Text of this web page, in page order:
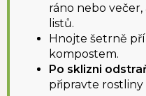
ráno nebo
listů.
Hnojte šetrně
kompostem.
Po sklizni
připravte rostliny